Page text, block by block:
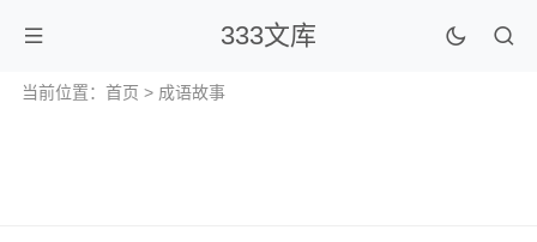
333文库
当前位置： 首页 > 成语故事